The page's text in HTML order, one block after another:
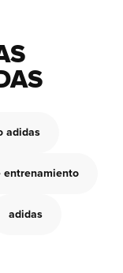
adidas
entrenamiento
adidas